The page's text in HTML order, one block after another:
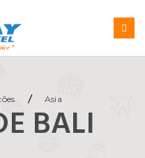
/ Asia
BALI